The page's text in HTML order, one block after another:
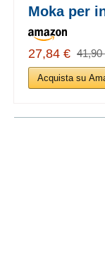
Moka per
27,84 € 41,90
Acquista su